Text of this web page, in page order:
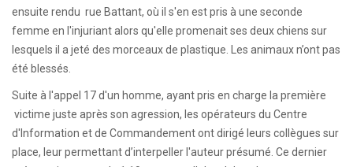
ensuite rendu rue Battant, où il s'en est pris à une seconde
femme en l'injuriant alors qu'elle promenait ses deux chiens sur
lesquels il a jeté des morceaux de plastique. Les animaux n’ont pas
été blessés.
Suite à l'appel 17 d'un homme, ayant pris en charge la première
victime juste après son agression, les opérateurs du Centre
d'Information et de Commandement ont dirigé leurs collègues sur
place, leur permettant d’interpeller l'auteur présumé. Ce dernier